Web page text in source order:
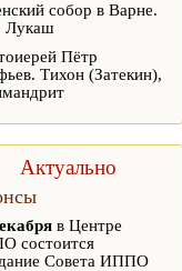
собор в Варне.
Пётр
Тихон (Затекин),
Актуально
в Центре
состоится
Совета ИППО